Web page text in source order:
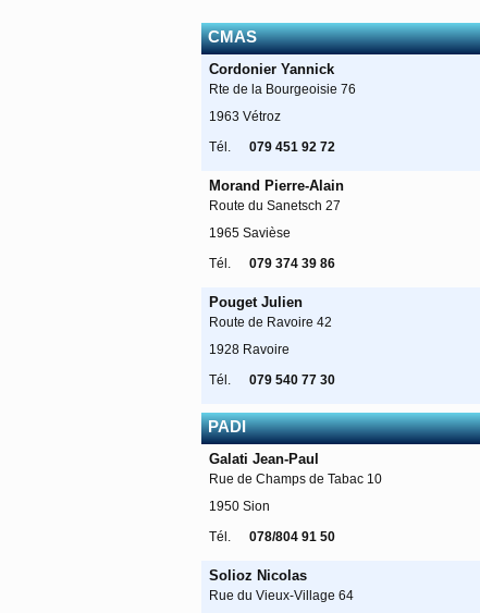
Le domaine des Iles
CMAS
Cordonier Yannick
Rte de la Bourgeoisie 76
1963 Vétroz
Tél.
079 451 92 72
Morand Pierre-Alain
Route du Sanetsch 27
1965 Savièse
Tél.
079 374 39 86
Pouget Julien
Route de Ravoire 42
1928 Ravoire
Tél.
079 540 77 30
PADI
Galati Jean-Paul
Rue de Champs de Tabac 10
1950 Sion
Tél.
078/804 91 50
Solioz Nicolas
Rue du Vieux-Village 64